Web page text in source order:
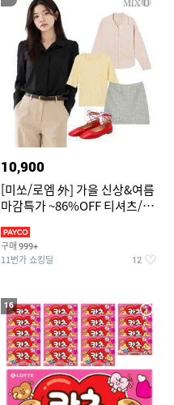
10,900
[미쏘/로엠 外] 가을 신상&여름
마감특가 ~86%OFF 티셔츠/슬
구매 999+
11번가 쇼킹딜 12
16